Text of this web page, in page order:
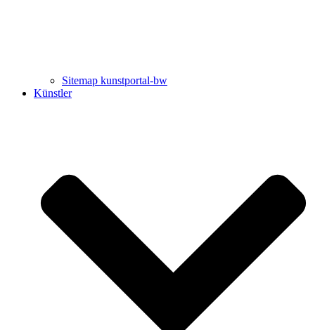
Buchbesprechungen von Harald Schwiers
Haralds Streifzüge
Hörtipps von Harald Schwiers
Kunstausflüge mit Sigrid Balke
Marc Peschke – Out of The Länd
Buchtipps von Uli Rothfuss
Sitemap kunstportal-bw
Künstler